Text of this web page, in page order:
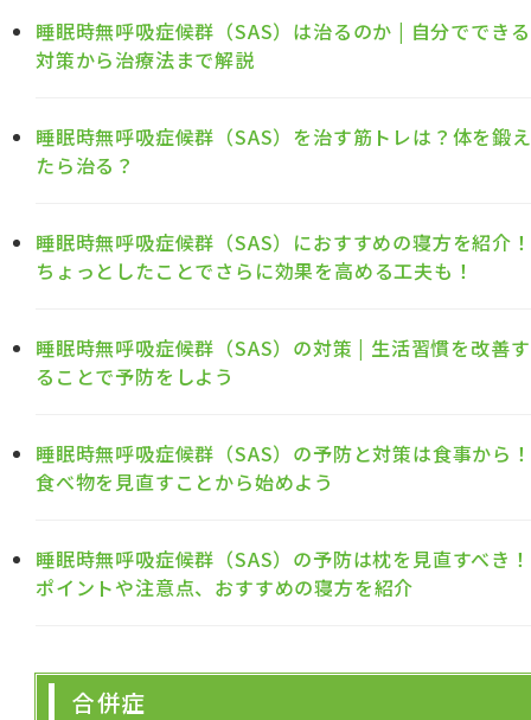
睡眠時無呼吸症候群（SAS）は治るのか | 自分でできる
対策から治療法まで解説
睡眠時無呼吸症候群（SAS）を治す筋トレは？体を鍛え
たら治る？
睡眠時無呼吸症候群（SAS）におすすめの寝方を紹介！
ちょっとしたことでさらに効果を高める工夫も！
睡眠時無呼吸症候群（SAS）の対策 | 生活習慣を改善す
ることで予防をしよう
睡眠時無呼吸症候群（SAS）の予防と対策は食事から！
食べ物を見直すことから始めよう
睡眠時無呼吸症候群（SAS）の予防は枕を見直すべき！
ポイントや注意点、おすすめの寝方を紹介
合併症